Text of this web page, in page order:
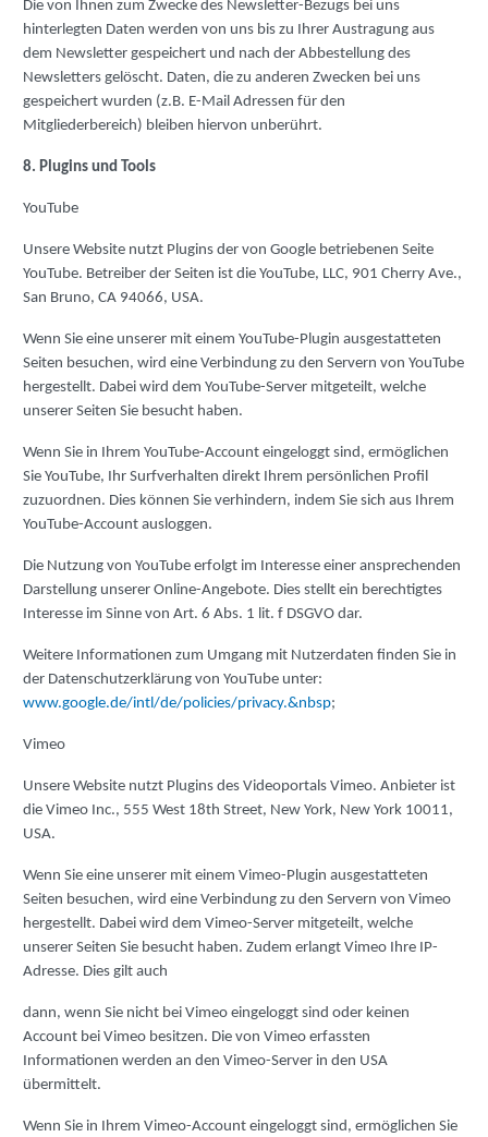
Die von Ihnen zum Zwecke des Newsletter-Bezugs bei uns
hinterlegten Daten werden von uns bis zu Ihrer Austragung aus
dem Newsletter gespeichert und nach der Abbestellung des
Newsletters gelöscht. Daten, die zu anderen Zwecken bei uns
gespeichert wurden (z.B. E-Mail Adressen für den
Mitgliederbereich) bleiben hiervon unberührt.
8. Plugins und Tools
YouTube
Unsere Website nutzt Plugins der von Google betriebenen Seite
YouTube. Betreiber der Seiten ist die YouTube, LLC, 901 Cherry Ave.,
San Bruno, CA 94066, USA.
Wenn Sie eine unserer mit einem YouTube-Plugin ausgestatteten
Seiten besuchen, wird eine Verbindung zu den Servern von YouTube
hergestellt. Dabei wird dem YouTube-Server mitgeteilt, welche
unserer Seiten Sie besucht haben.
Wenn Sie in Ihrem YouTube-Account eingeloggt sind, ermöglichen
Sie YouTube, Ihr Surfverhalten direkt Ihrem persönlichen Profil
zuzuordnen. Dies können Sie verhindern, indem Sie sich aus Ihrem
YouTube-Account ausloggen.
Die Nutzung von YouTube erfolgt im Interesse einer ansprechenden
Darstellung unserer Online-Angebote. Dies stellt ein berechtigtes
Interesse im Sinne von Art. 6 Abs. 1 lit. f DSGVO dar.
Weitere Informationen zum Umgang mit Nutzerdaten finden Sie in
der Datenschutzerklärung von YouTube unter:
www.google.de/intl/de/policies/privacy.&nbsp;
Vimeo
Unsere Website nutzt Plugins des Videoportals Vimeo. Anbieter ist
die Vimeo Inc., 555 West 18th Street, New York, New York 10011,
USA.
Wenn Sie eine unserer mit einem Vimeo-Plugin ausgestatteten
Seiten besuchen, wird eine Verbindung zu den Servern von Vimeo
hergestellt. Dabei wird dem Vimeo-Server mitgeteilt, welche
unserer Seiten Sie besucht haben. Zudem erlangt Vimeo Ihre IP-
Adresse. Dies gilt auch
dann, wenn Sie nicht bei Vimeo eingeloggt sind oder keinen
Account bei Vimeo besitzen. Die von Vimeo erfassten
Informationen werden an den Vimeo-Server in den USA
übermittelt.
Wenn Sie in Ihrem Vimeo-Account eingeloggt sind, ermöglichen Sie